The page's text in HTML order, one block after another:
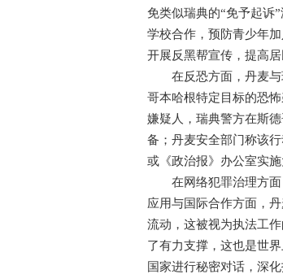
免类似瑞典的“免予起诉
学校合作，预防青少年
开展反黑帮宣传，
在反恐方面，丹麦与
哥本哈根特定目标的恐
嫌疑人，瑞典警方在斯
备；丹麦安全部门称该
或《政治报》办公室实施
在网络犯罪治理方面
应用与国际合作方面，
流动，这被视为执法工
了有力支撑，这也是世
国家进行秘密对话，深